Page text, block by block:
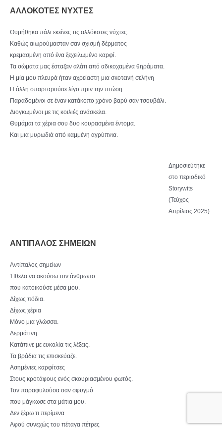
ΑΛΛΟΚΟΤΕΣ ΝΥΧΤΕΣ
Θυμήθηκα πάλι εκείνες τις αλλόκοτες νύχτες.
Καθώς αιωρούμασταν σαν σχισμή δέρματος
κρεμασμένη από ένα ξεχειλωμένο καρφί.
Τα σώματα μας έσταζαν αλάτι από αδικοχαμένα θηράματα.
Η μία μου πλευρά ήταν αχρείαστη μια σκοτεινή σελήνη
Η άλλη σπαρταρούσε λίγο πριν την πτώση.
Παραδομένοι σε έναν κατάκοπο χρόνο βαρύ σαν τσουβάλι.
Διογκωμένοι με τις κοιλιές ανάσκελα.
Θυμάμαι τα χέρια σου δυο κουρασμένα έντομα.
Και μια μυρωδιά από καμμένη αγρύπνια.
Δημοσιεύτηκε
στο περιοδικό
Storywits
(Τεύχος
Απρίλιος 2025)
ΑΝΤΙΠΑΛΟΣ ΣΗΜΕΙΩΝ
Αντίπαλος σημείων
Ήθελα να ακούσω τον άνθρωπο
που κατοικούσε μέσα μου.
Δίχως πόδια.
Δίχως χέρια
Μόνο μια γλώσσα.
Δερμάτινη
Κατάπινε με ευκολία τις λέξεις.
Τα βράδια τις επισκεύαζε.
Ασημένιες καρφίτσες
Στους κροτάφους ενός σκουριασμένου φωτός.
Τον παραφυλούσα σαν σφυγμό
που μάγκωσε στα μάτια μου.
Δεν ξέρω τι περίμενα
Αφού συνεχώς του πέταγα πέτρες